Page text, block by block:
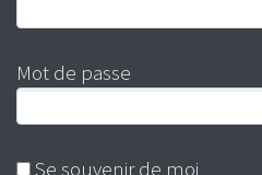
Mot de passe
Se souvenir de moi